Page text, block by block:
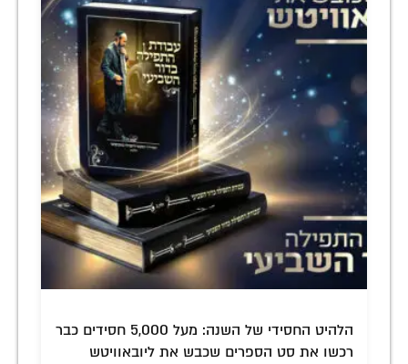
הלהיט החסידי של השנה: מעל 5,000 חסידים כבר
רכשו את סט הספרים שכבש את ליובאוויטש